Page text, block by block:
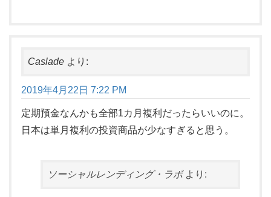
Caslade より:
2019年4月22日 7:22 PM
定期預金なんかも全部1カ月複利だったらいいのに。
日本は単月複利の投資商品が少なすぎると思う。
ソーシャルレンディング・ラボ より: